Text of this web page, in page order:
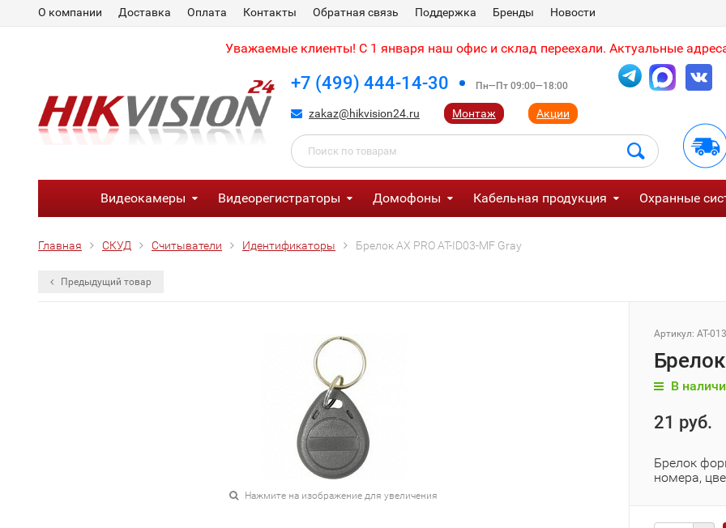
О компании Доставка Оплата Контакты Обратная связь Поддержка Бренды Новости
Уважаемые клиенты! С 1 января наш офис и склад переехали. Актуальные
+7 (499) 444-14-30 Пн—Пт 09:00—18:00
zakaz@hikvision24.ru Монтаж Акции
Видеокамеры Видеорегистраторы Домофоны Кабельная продукция Охранные
Главная СКУД Считыватели Идентификаторы Брелок AX PRO AT-ID03-MF Gray
Предыдущий товар
Нажмите на изображение для увеличения
Артикул: AT-
В
21 руб.
Брелок
номера,